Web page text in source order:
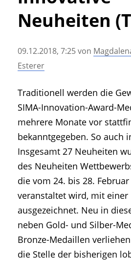
• Messen und
• Agritechnica Neuheiten
• Artikel nach Hersteller/
Neuheiten
09.12.2018, 7:25von
Esterer
Traditionell werden die
SIMA-Innovation-Award-
mehrere Monate vor
bekanntgegeben. So auch
Insgesamt 27 Neuheiten
des Neuheiten
die vom 24. bis 28.
veranstaltet wird, mit einer
ausgezeichnet. Neu in
neben Gold- und Silber-
Bronze-Medaillen
die Stelle der bisherigen